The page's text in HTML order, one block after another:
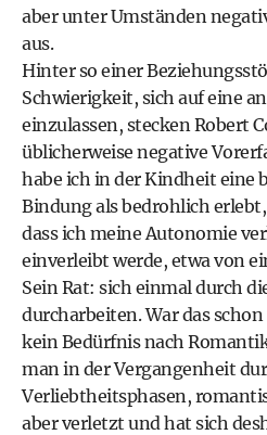
aber unter Umständen
aus.
Hinter so einer
Schwierigkeit, sich auf eine
einzulassen, stecken Robert
üblicherweise negative
habe ich in der Kindheit eine
Bindung als bedrohlich
dass ich meine Autonomie
einverleibt werde, etwa von
Sein Rat: sich einmal durch
durcharbeiten. War das
kein Bedürfnis nach
man in der Vergangenheit
Verliebtheitsphasen,
aber verletzt und hat sich